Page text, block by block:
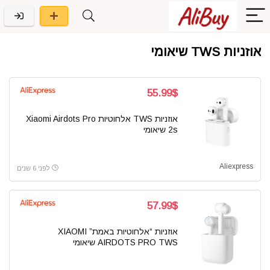
אוזניות TWS שיאומי
55.99$
אוזניות TWS אלחוטיות Xiaomi Airdots Pro
2s שיאומי
Aliexpress לפני 6 שנים
57.99$
אוזניות “אלחוטיות באמת” XIAOMI
AIRDOTS PRO TWS שיאומי